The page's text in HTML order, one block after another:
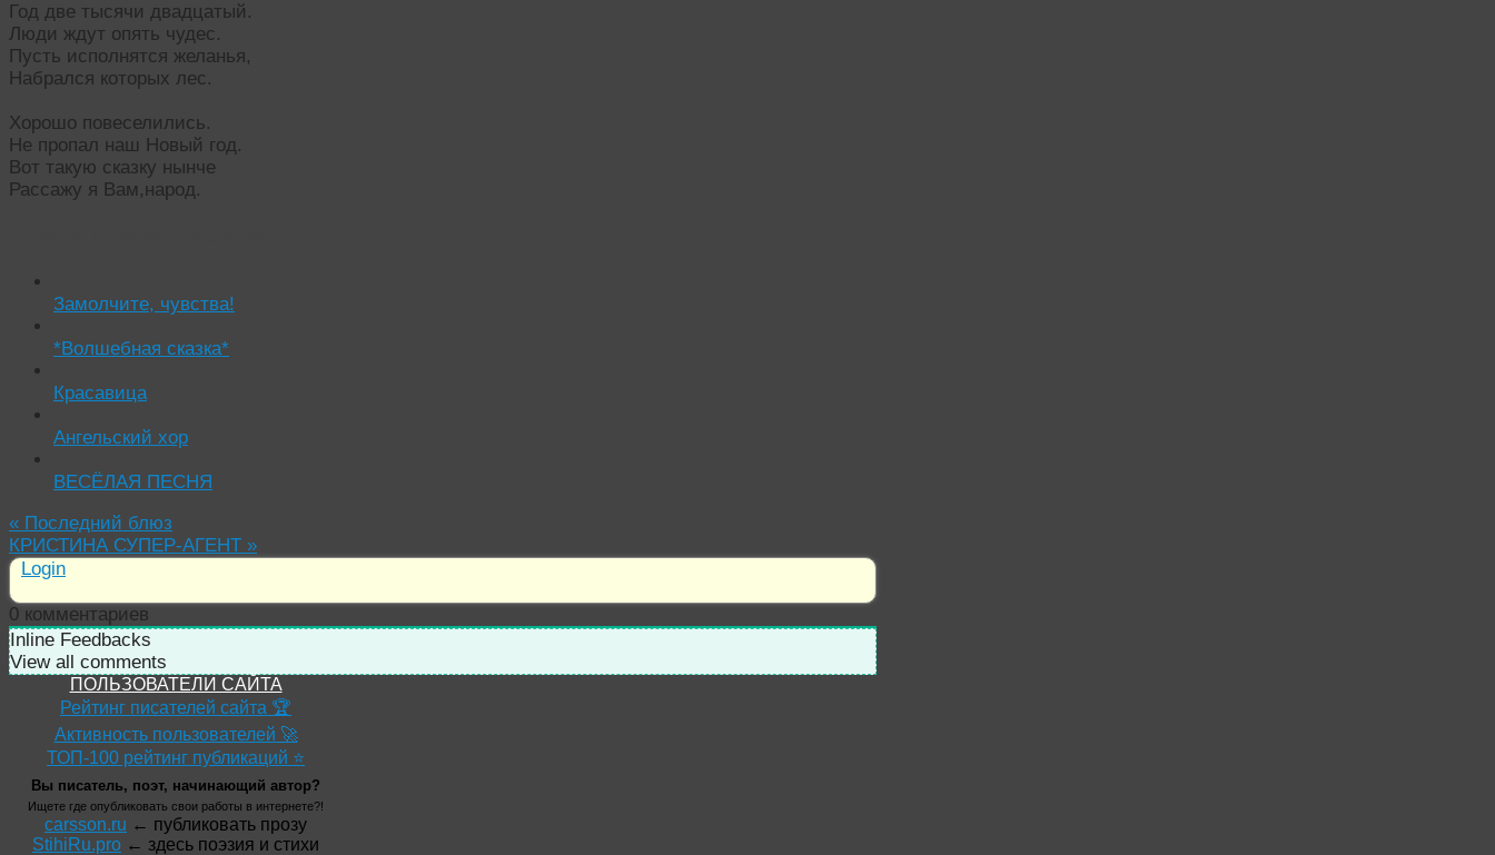
Год две тысячи двадцатый.
Люди ждут опять чудес.
Пусть исполнятся желанья,
Набрался которых лес.
Хорошо повеселились.
Не пропал наш Новый год.
Вот такую сказку нынче
Рассажу я Вам,народ.
Замолчите, чувства!
*Волшебная сказка*
Красавица
Ангельский хор
ВЕСЁЛАЯ ПЕСНЯ
« Последний блюз
КРИСТИНА СУПЕР-АГЕНТ »
Login
0 комментариев
Inline Feedbacks
View all comments
ПОЛЬЗОВАТЕЛИ САЙТА
Рейтинг писателей сайта 🏆
Активность пользователей 🚀
ТОП-100 рейтинг публикаций ⭐
Вы писатель, поэт, начинающий автор?
Ищете где опубликовать свои работы в интернете?!
carsson.ru ← публиковать прозу
StihiRu.pro ← здесь поэзия и стихи